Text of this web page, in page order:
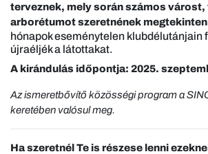
terveznek, mely során számos
arborétumot szeretnének
hónapok eseménytelen klubdélutánjain
újraéljék a látottakat.
A kirándulás időpontja: 2025.
Az ismeretbővítő közösségi program a
keretében valósul meg.
Ha szeretnél Te is részese lenni